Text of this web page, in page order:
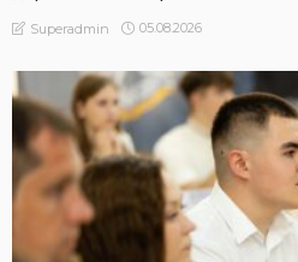
Superadmin 05.08.2026